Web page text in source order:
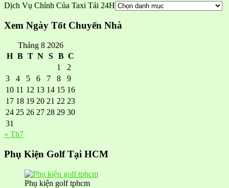
Dịch Vụ Chính Của Taxi Tải 24H
Xem Ngày Tốt Chuyển Nhà
Tháng 8 2026
H B T N S B C
1
2
3
4 5 6 7 8
9
10 11 12 13 14 15 16
17 18 19 20 21 22 23
24 25 26 27 28 29 30
31
« Th7
Phụ Kiện Golf Tại HCM
Phụ kiện golf tphcm